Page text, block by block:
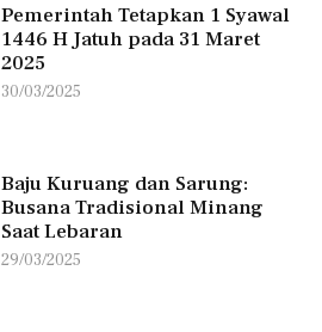
Pemerintah Tetapkan 1 Syawal
1446 H Jatuh pada 31 Maret
2025
30/03/2025
Baju Kuruang dan Sarung:
Busana Tradisional Minang
Saat Lebaran
29/03/2025